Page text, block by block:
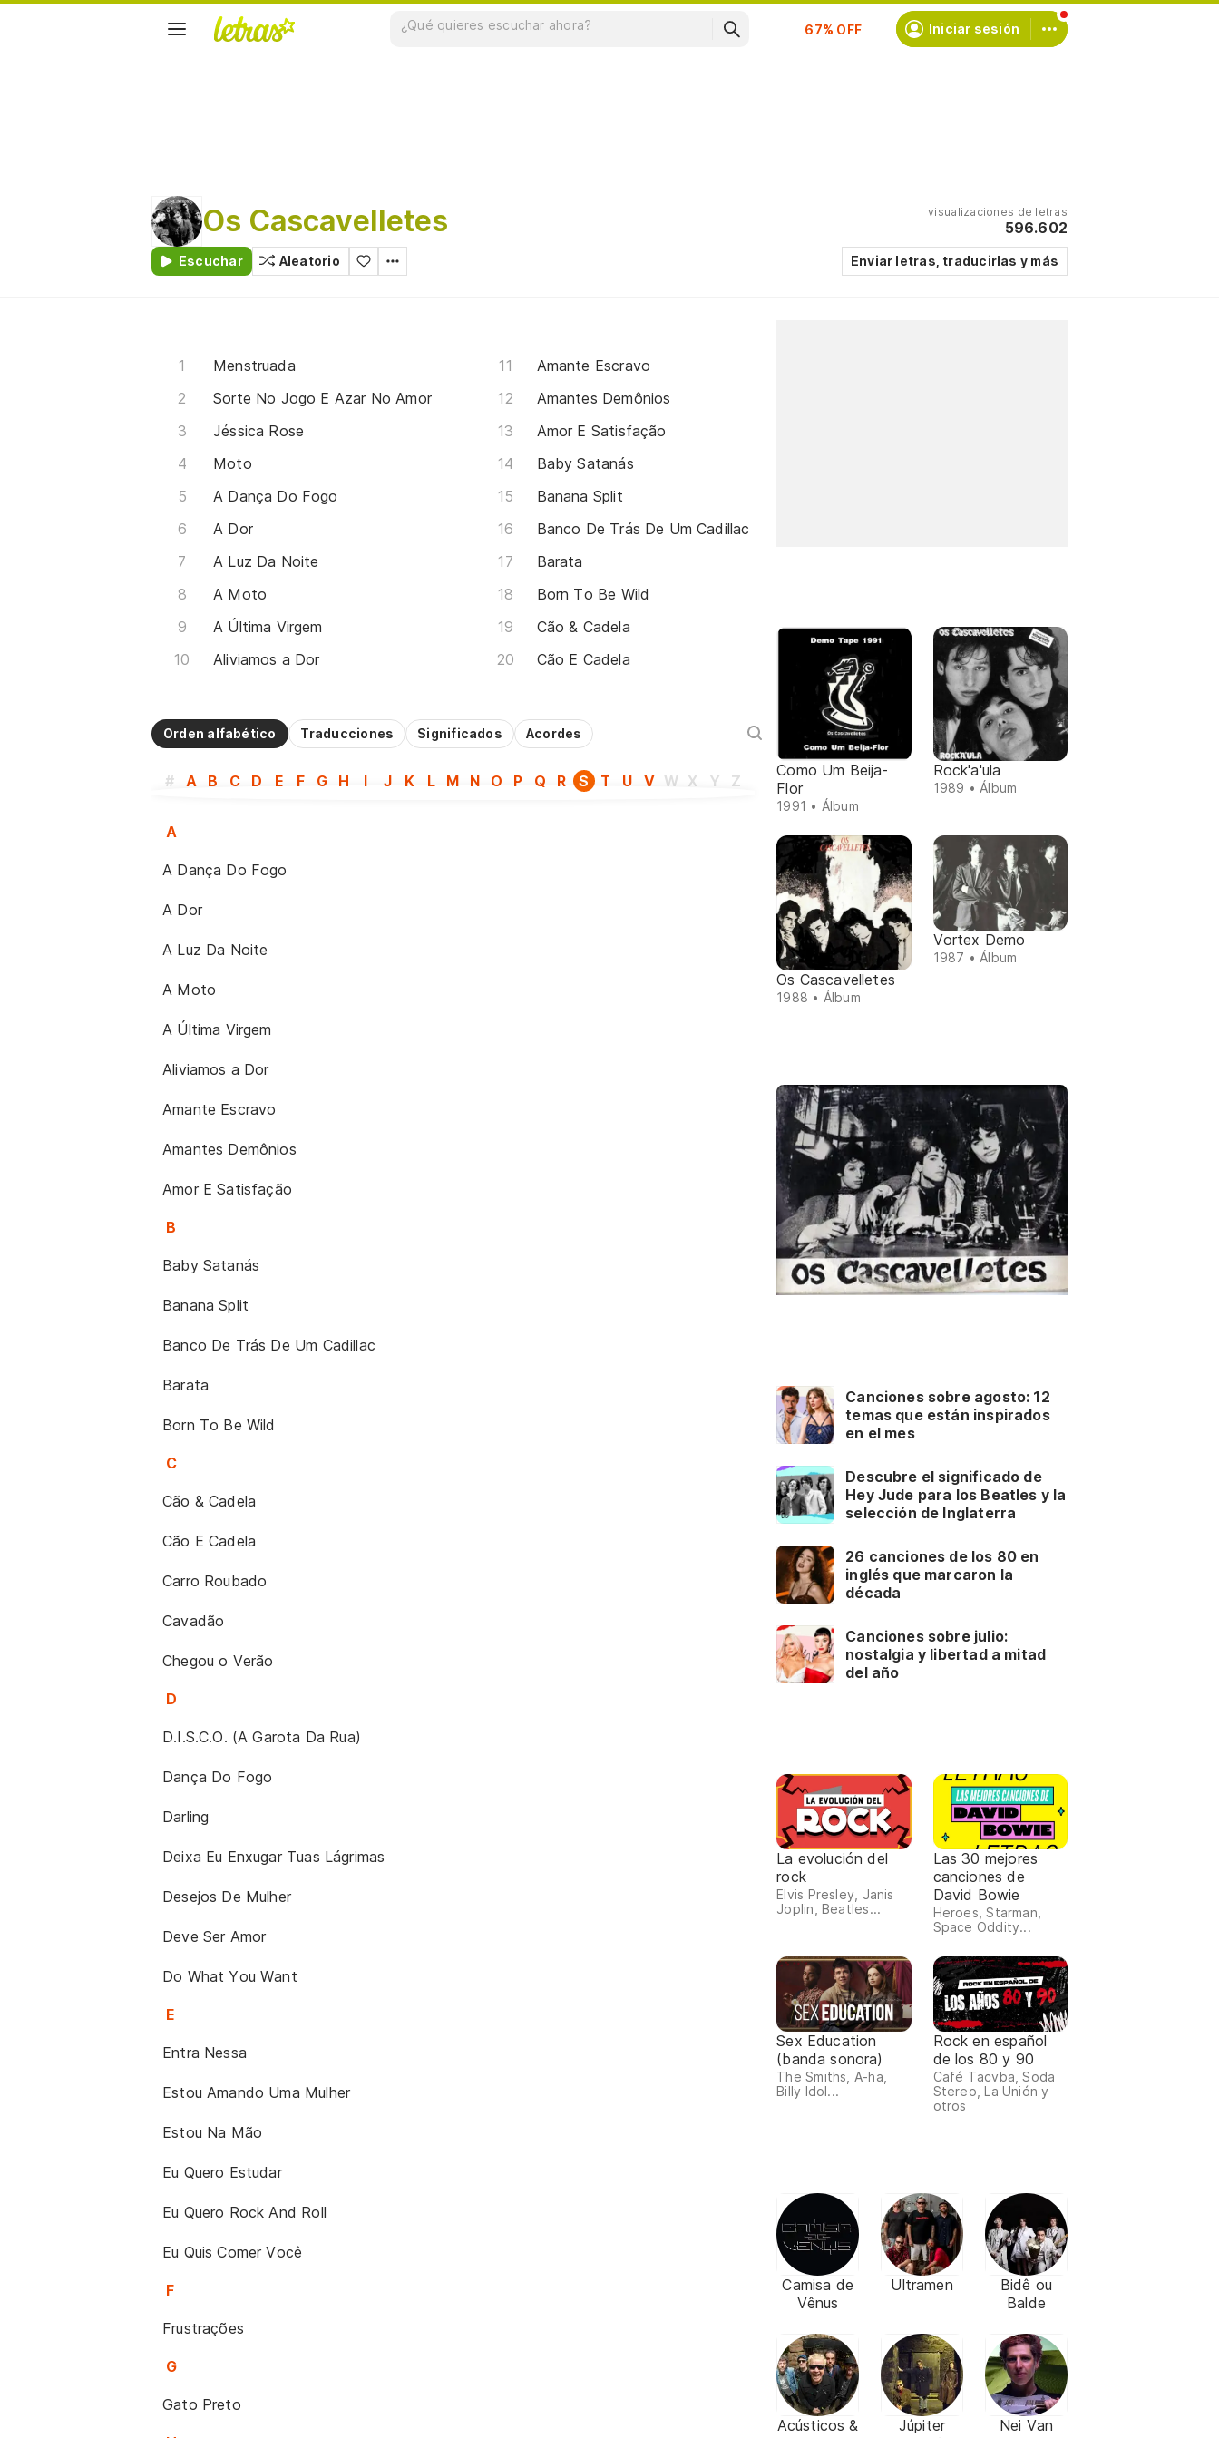
Suscríbete Iniciar sesión
Os Cascavelletes
Escuchar Aleatorio
visualizaciones de letras
596.602
Enviar letras, traducirlas y más
Menstruada
Sorte No Jogo E Azar No Amor
Jéssica Rose
Moto
A Dança Do Fogo
A Dor
A Luz Da Noite
A Moto
A Última Virgem
Aliviamos a Dor
Amante Escravo
Amantes Demônios
Amor E Satisfação
Baby Satanás
Banana Split
Banco De Trás De Um Cadillac
Barata
Born To Be Wild
Cão & Cadela
Cão E Cadela
Orden alfabético Traducciones Significados Acordes
# A B C D E F G H I J K L M N O P Q R S T U V W X Y Z
A
A Dança Do Fogo
A Dor
A Luz Da Noite
A Moto
A Última Virgem
Aliviamos a Dor
Amante Escravo
Amantes Demônios
Amor E Satisfação
B
Baby Satanás
Banana Split
Banco De Trás De Um Cadillac
Barata
Born To Be Wild
C
Cão & Cadela
Cão E Cadela
Carro Roubado
Cavadão
Chegou o Verão
D
D.I.S.C.O. (A Garota Da Rua)
Dança Do Fogo
Darling
Deixa Eu Enxugar Tuas Lágrimas
Desejos De Mulher
Deve Ser Amor
Do What You Want
E
Entra Nessa
Estou Amando Uma Mulher
Estou Na Mão
Eu Quero Estudar
Eu Quero Rock And Roll
Eu Quis Comer Você
F
Frustrações
G
Gato Preto
Como Um Beija-
Flor
1991 • Álbum
Rock'a'ula
1989 • Álbum
Os Cascavelletes
1988 • Álbum
Vortex Demo
1987 • Álbum
Canciones sobre agosto: 12
temas que están inspirados
en el mes
Descubre el significado de
Hey Jude para los Beatles y la
selección de Inglaterra
26 canciones de los 80 en
inglés que marcaron la
década
Canciones sobre julio:
nostalgia y libertad a mitad
del año
La evolución del
rock
Elvis Presley, Janis
Joplin, Beatles...
Las 30 mejores
canciones de
David Bowie
Heroes, Starman,
Space Oddity...
Sex Education
(banda sonora)
The Smiths, A-ha,
Billy Idol...
Rock en español
de los 80 y 90
Café Tacvba, Soda
Stereo, La Unión y
otros
Camisa de
Vênus
Ultramen
Bidê ou
Balde
Acústicos &
Júpiter
Nei Van